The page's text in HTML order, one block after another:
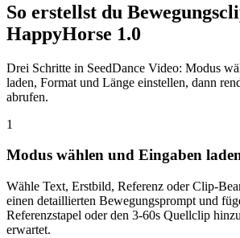
So erstellst du
HappyHorse 1.0
Drei Schritte in SeedDance Video: Modus
laden, Format und Länge einstellen, dann
abrufen.
1
Modus wählen und Eingaben
Wähle Text, Erstbild, Referenz oder Clip-
einen detaillierten Bewegungsprompt und
Referenzstapel oder den 3-60s Quellclip
erwartet.